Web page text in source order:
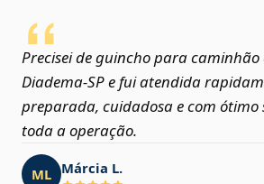
Precisei de guincho para caminhão
Diadema‑SP e fui atendida
preparada, cuidadosa e com
toda a operação.
ML Márcia L.